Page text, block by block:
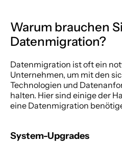
Warum brauchen
Datenmigration?
Datenmigration ist oft ein
Unternehmen, um mit den
Technologien und
halten. Hier sind einige der
eine Datenmigration
System-Upgrades